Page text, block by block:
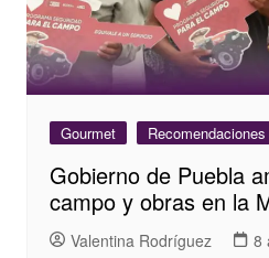
Gourmet
Gobierno de Puebla
campo y obras en la
Valentina Rodríguez 8